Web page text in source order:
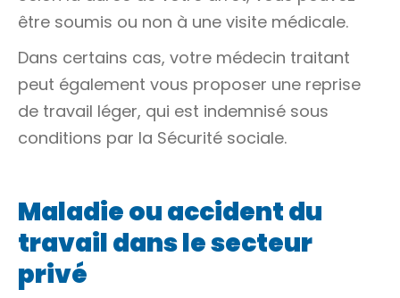
être soumis ou non à une visite médicale.
Dans certains cas, votre médecin traitant
peut également vous proposer une reprise
de travail léger, qui est indemnisé sous
conditions par la Sécurité sociale.
Maladie ou accident du
travail dans le secteur
privé